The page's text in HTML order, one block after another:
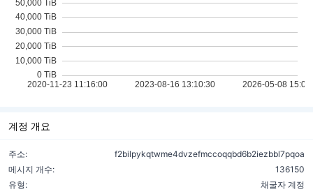
계정 개요
주소:
f2bilpykqtwme4dvzefmccoqqbd6b2iezbbl7pqoa
메시지 개수:
136150
유형:
채굴자 계정